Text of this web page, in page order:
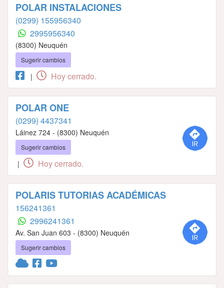
POLAR INSTALACIONES
(0299) 155956340
2995956340
(8300) Neuquén
Sugerir cambios
| Hoy cerrado.
POLAR ONE
(0299) 4437341
Láinez 724 - (8300) Neuquén
Sugerir cambios
| Hoy cerrado.
POLARIS TUTORIAS ACADÉMICAS
156241361
2996241361
Av. San Juan 603 - (8300) Neuquén
Sugerir cambios